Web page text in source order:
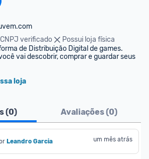
CNPJ verificado
Possui loja física
de Distribuição Digital de games.
vai descobrir, comprar e guardar seus
loja
(0) Avaliações (0)
Leandro Garcia um mês atrás